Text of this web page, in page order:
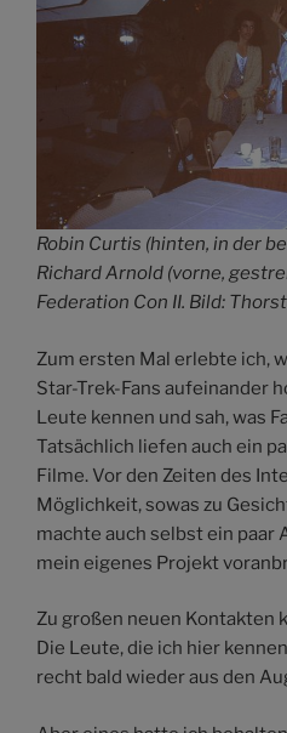
Robin Curtis (hinten, in der
Richard Arnold (vorne,
Federation Con II. Bild:
Zum ersten Mal erlebte ich,
Star-Trek-Fans aufeinander
Leute kennen und sah, was
Tatsächlich liefen auch ein
Filme. Vor den Zeiten des
Möglichkeit, sowas zu
machte auch selbst ein paar
mein eigenes Projekt
Zu großen neuen Kontakten
Die Leute, die ich hier
recht bald wieder aus den